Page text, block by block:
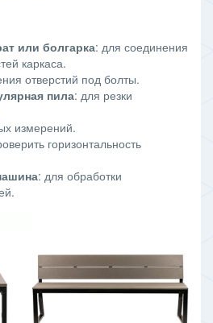
или болгарка: для соединения
каркаса.
отверстий под болты.
пила: для резки
измерений.
горизонтальность
: для обработки